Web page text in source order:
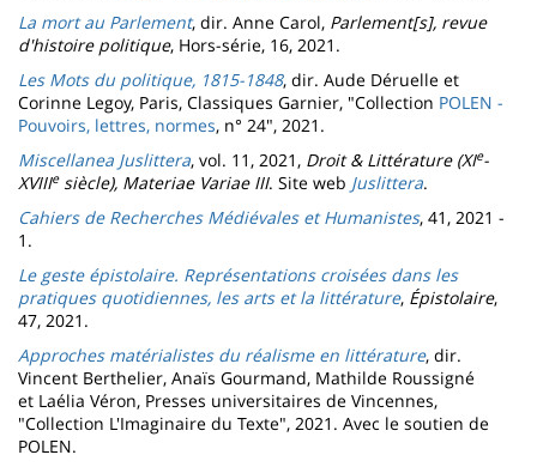
La mort au Parlement, dir. Anne Carol, Parlement[s], revue
d'histoire politique, Hors-série, 16, 2021.
Les Mots du politique, 1815-1848, dir. Aude Déruelle et
Corinne Legoy, Paris, Classiques Garnier, "Collection POLEN -
Pouvoirs, lettres, normes, n° 24", 2021.
Miscellanea Juslittera, vol. 11, 2021, Droit & Littérature (XIe-
XVIIIesiècle), Materiae Variae III. Site web Juslittera.
Cahiers de Recherches Médiévales et Humanistes, 41, 2021 -
1.
Le geste épistolaire. Représentations croisées dans les
pratiques quotidiennes, les arts et la littérature, Épistolaire,
47, 2021.
Approches matérialistes du réalisme en littérature, dir.
Vincent Berthelier, Anaïs Gourmand, Mathilde Roussigné
et Laélia Véron, Presses universitaires de Vincennes,
"Collection L'Imaginaire du Texte", 2021. Avec le soutien de
POLEN.